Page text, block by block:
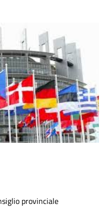
provinciale